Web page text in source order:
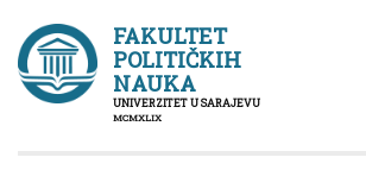
FAKULTET
POLITIČKIH
NAUKA
UNIVERZITET U SARAJEVU
MCMXLIX